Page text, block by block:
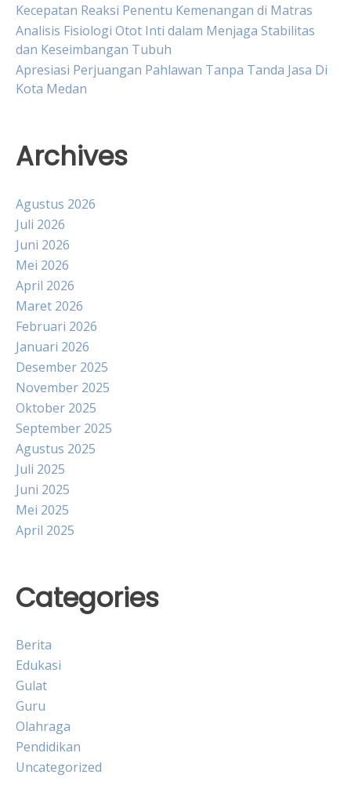
Kecepatan Reaksi Penentu Kemenangan di Matras
Analisis Fisiologi Otot Inti dalam Menjaga Stabilitas
dan Keseimbangan Tubuh
Apresiasi Perjuangan Pahlawan Tanpa Tanda Jasa Di
Kota Medan
Archives
Agustus 2026
Juli 2026
Juni 2026
Mei 2026
April 2026
Maret 2026
Februari 2026
Januari 2026
Desember 2025
November 2025
Oktober 2025
September 2025
Agustus 2025
Juli 2025
Juni 2025
Mei 2025
April 2025
Categories
Berita
Edukasi
Gulat
Guru
Olahraga
Pendidikan
Uncategorized